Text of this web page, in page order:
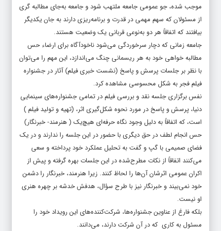
موجب شده، جو عمومی جامعه ملتهب شود و جامعه به‌جای مطالبه گری
از مسئولان که سهم مهمی در قدرت و برنامه‌ریزی دارند به جان یکدیگر
بیافتند که اتفاقاً هر دو به‌نوعی قربانی یک وضعیت هستند.
جامعه زمانی که دچار سرخوردگی می‌شود ناخودآگاه برای ارضاء حس
مطالبه خواهی خود به هر ریسمانی چنگ می‌اندازد، این مهم را می‌توان
با نظر بر جلسات پرسش و پاسخ (نشست خبری فیلم) آثار در جشنواره
فیلم فجر به شکل محسوسی مشاهده کرد.
نفس برگزاری جلسه نقد و بررسی فیلم در تمامی جشنواره‌های سینمایی
دنیا، پرسش و پاسخ در مورد نحوه شکل‌گیری اثر، (تهیه و تولید فیلم )
است، که اتفاقاً به دلیل وجود نگاه حرفه‌ای هیچ‌یک ( هنرمند- خبرنگار)
حس انجام لطف در حق دیگری با حضور در این جلسه را ندارند و در یک
فضای صمیمی با گپ و گفت به تحلیل عملکرد خود پرداخته و سعی
می‌کنند اتفاقاً از نکات مطرح‌شده در این جلسات بهره گرفته و پیش از
اکران عمومی اثرشان آن‌ها را لحاظ کنند. زیرا هنرمند، خبرنگار را دشمن
خود نمی‌بیند و خبرنگار نیز با طرح سؤال، هدفش خدشه بر چهره هنری
او نیست.
بلکه فارغ از عناوین جشنواره‌ها، شرکت‌کننده‌های این رویداد خود را
مسئول به کاری که در آن شرکت دارند، می‌دانند.